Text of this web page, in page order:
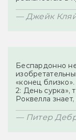
Беспардонно
«конец
2: День сурка»,